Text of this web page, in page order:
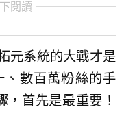
閱讀
元系統的大戰才是
、數百萬粉絲的手
首先是最重要！